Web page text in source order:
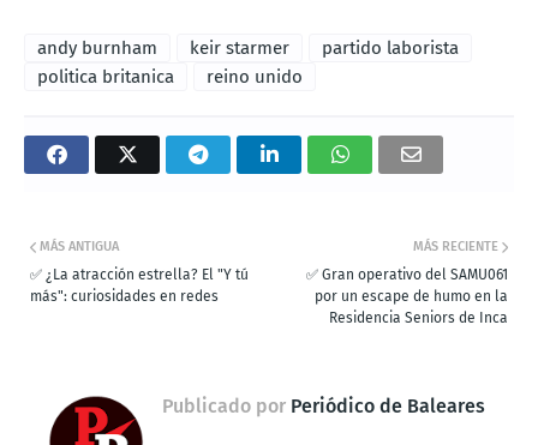
andy burnham keir starmer
partido laborista
politica britanica
reino unido
MÁS RECIENTE
✅ Gran operativo del SAMU061
por un escape de humo en la
Residencia Seniors de Inca
MÁS ANTIGUA
✅ ¿La atracción estrella? El "Y tú
más": curiosidades en redes
Publicado por Periódico de Baleares